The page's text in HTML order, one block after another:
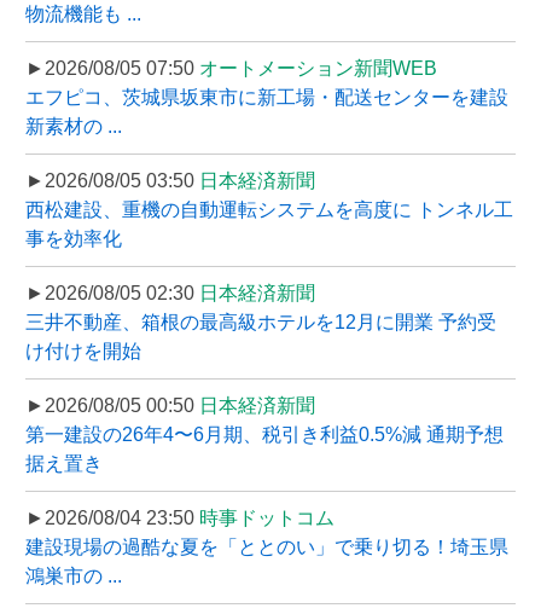
物流機能も ...
►2026/08/05 07:50 オートメーション新聞WEB
エフピコ、茨城県坂東市に新工場・配送センターを建設
新素材の ...
►2026/08/05 03:50 日本経済新聞
西松建設、重機の自動運転システムを高度に トンネル工
事を効率化
►2026/08/05 02:30 日本経済新聞
三井不動産、箱根の最高級ホテルを12月に開業 予約受
け付けを開始
►2026/08/05 00:50 日本経済新聞
第一建設の26年4〜6月期、税引き利益0.5%減 通期予想
据え置き
►2026/08/04 23:50 時事ドットコム
建設現場の過酷な夏を「ととのい」で乗り切る！埼玉県
鴻巣市の ...